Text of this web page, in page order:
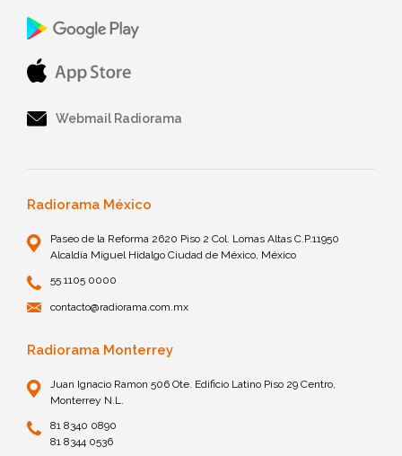
Webmail Radiorama
Radiorama México
Paseo de la Reforma 2620 Piso 2 Col. Lomas Altas C.P.11950
Alcaldía Miguel Hidalgo Ciudad de México, México
55 1105 0000
contacto@radiorama.com.mx
Radiorama Monterrey
Juan Ignacio Ramon 506 Ote. Edificio Latino Piso 29 Centro,
Monterrey N.L.
81 8340 0890
81 8344 0536